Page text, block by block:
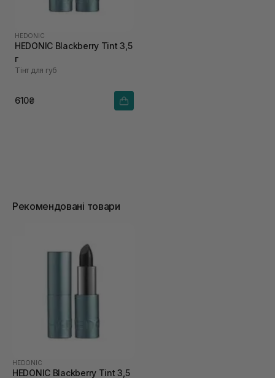
HEDONIC
HEDONIC Blackberry Tint 3,5
г
Тінт для губ
610₴
Рекомендовані товари
HEDONIC
HEDONIC Blackberry Tint 3,5